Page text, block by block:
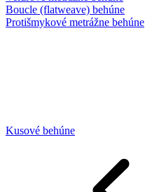
Boucle (flatweave) behúne
Protišmykové metrážne behúne
Kusové behúne